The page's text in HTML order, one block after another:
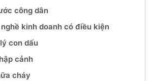
công dân
kinh doanh có điều kiện
con dấu
cảnh
cháy